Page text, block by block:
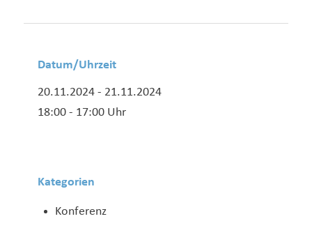
Datum/Uhrzeit
20.11.2024 - 21.11.2024
18:00 - 17:00 Uhr
Kategorien
Konferenz